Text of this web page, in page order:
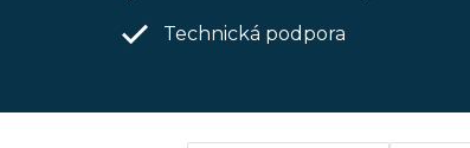
Technická podpora